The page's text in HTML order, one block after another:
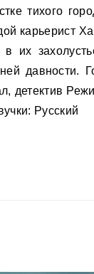
тихого
карьерист
их
детектив
Русский